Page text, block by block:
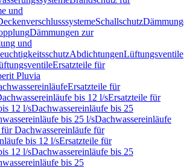
und
Schallschutz
Dämmungen zur
und
AbdichtungenLüftungsventile
Ersatzteile für
Pluvia
Ersatzteile für
bis 12 l/sErsatzteile für
12 l/sDachwassereinläufe bis 25
bis 25 l/sDachwassereinläufe
Dachwassereinläufe für
bis 12 l/sErsatzteile für
12 l/sDachwassereinläufe bis 25
bis 25